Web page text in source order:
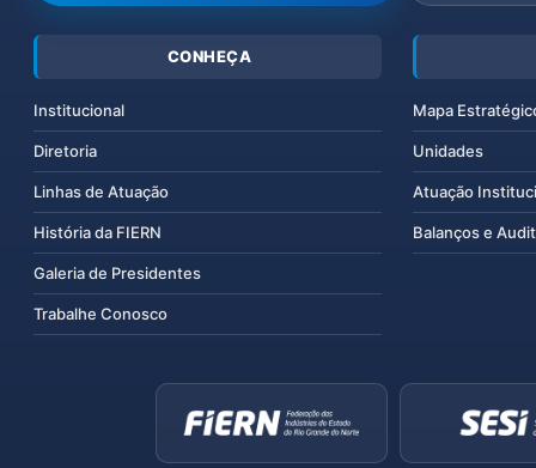
CONHEÇA
Institucional
Diretoria
Linhas de Atuação
História da FIERN
Galeria de Presidentes
Trabalhe Conosco
Mapa
Unidades
Atuação
Balanços e